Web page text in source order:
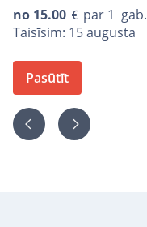
no 15.00
par 1 gab.
Taisīsim: 15 augusta
Pasūtīt